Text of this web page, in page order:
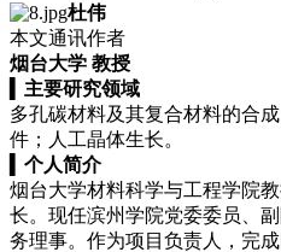
杜伟
本文通讯作者
烟台大学 教授
主要研究领域
多孔碳材料及其复合材料的合
件；人工晶体生长。
个人简介
烟台大学材料科学与工程学院
长。现任滨州学院党委委员、
务理事。作为项目负责人，完